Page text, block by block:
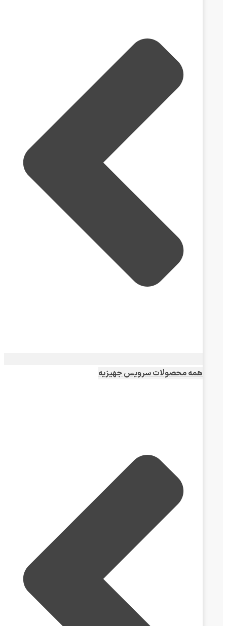
همه محصولات سرویس جهیزیه